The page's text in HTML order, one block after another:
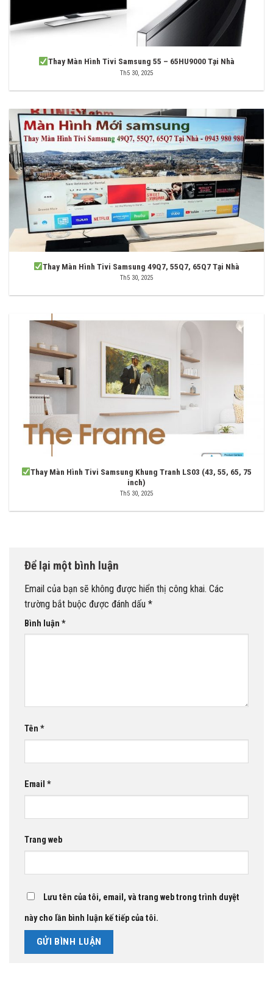
Thay Màn Hình Tivi Samsung 55 – 65HU9000 Tại Nhà
Th5 30, 2025
Thay Màn Hình Tivi Samsung 49Q7, 55Q7, 65Q7 Tại Nhà
Th5 30, 2025
Thay Màn Hình Tivi Samsung Khung Tranh LS03 (43, 55, 65, 75
inch)
Th5 30, 2025
Để lại một bình luận
Email của bạn sẽ không được hiển thị công khai. Các
trường bắt buộc được đánh dấu *
Bình luận *
Tên *
Email *
Trang web
Lưu tên của tôi, email, và trang web trong trình duyệt
này cho lần bình luận kế tiếp của tôi.